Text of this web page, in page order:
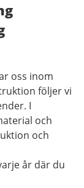
oss inom
följer vi
I
och
och
år där du